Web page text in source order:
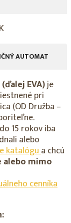
AUTOMAT
EVA)je
pri
(OD Družba –
15 rokov iba
alebo
katalógua chcú
alebo mimo
cenníka